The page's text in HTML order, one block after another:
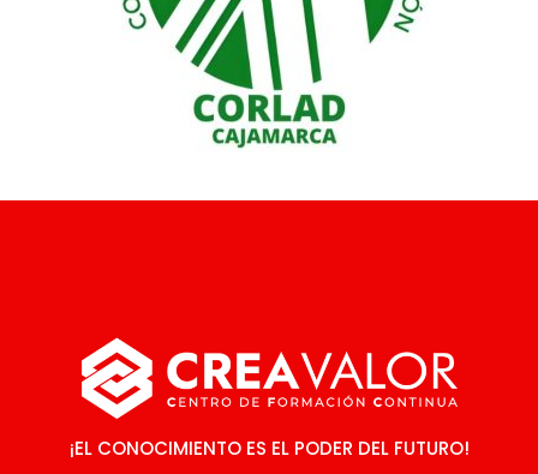
¡EL CONOCIMIENTO ES EL PODER DEL FUTURO!